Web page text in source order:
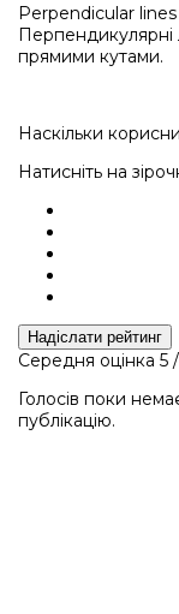
Perpendicular
Перпендикулярні
прямими кутами.
Наскільки
Натисніть на
Надіслати рейтинг
Середня оцінка 5
Голосів поки
публікацію.